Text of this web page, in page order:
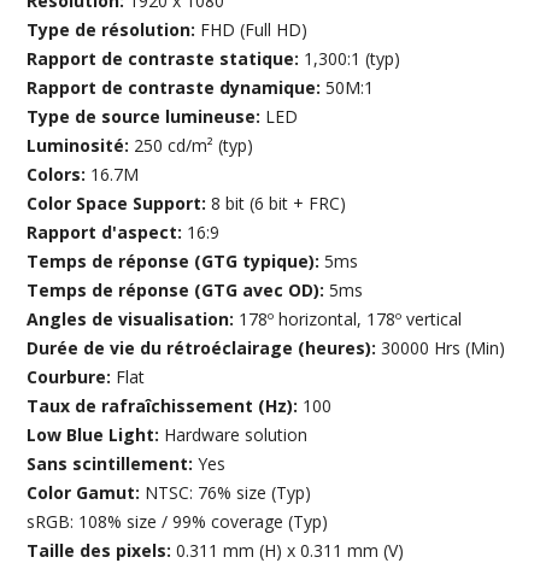
Type de résolution: FHD (Full HD)
Rapport de contraste statique: 1,300:1 (typ)
Rapport de contraste dynamique:50M:1
Type de source lumineuse: LED
Luminosité: 250 cd/m² (typ)
Colors: 16.7M
Color Space Support:8 bit (6 bit + FRC)
Rapport d'aspect: 16:9
Temps de réponse (GTG typique):5ms
Temps de réponse (GTG avec OD):5ms
Angles de visualisation: 178º horizontal, 178º vertical
Durée de vie du rétroéclairage (heures):30000 Hrs (Min)
Courbure: Flat
Taux de rafraîchissement (Hz): 100
Low Blue Light: Hardware solution
Sans scintillement:Yes
Color Gamut: NTSC: 76% size (Typ)
sRGB: 108% size / 99% coverage (Typ)
Taille des pixels:0.311 mm (H) x 0.311 mm (V)